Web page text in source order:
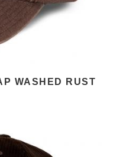
WASHED RUST